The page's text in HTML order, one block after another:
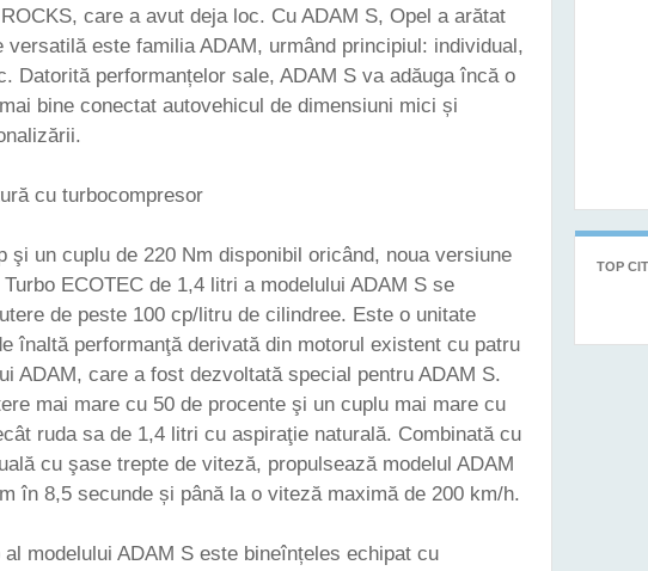
care a avut deja loc. Cu ADAM S, Opel a arătat
versatilă este familia ADAM, urmând principiul: individual,
Datorită performanțelor sale, ADAM S va adăuga încă o
bine conectat autovehicul de dimensiuni mici și
cu turbocompresor
şi un cuplu de 220 Nm disponibil oricând, noua versiune
ECOTEC de 1,4 litri a modelului ADAM S se
de peste 100 cp/litru de cilindree. Este o unitate
înaltă performanţă derivată din motorul existent cu patru
ADAM, care a fost dezvoltată special pentru ADAM S.
mai mare cu 50 de procente şi un cuplu mai mare cu
ruda sa de 1,4 litri cu aspiraţie naturală. Combinată cu
cu şase trepte de viteză, propulsează modelul ADAM
în 8,5 secunde și până la o viteză maximă de 200 km/h.
al modelului ADAM S este bineînțeles echipat cu
TOP